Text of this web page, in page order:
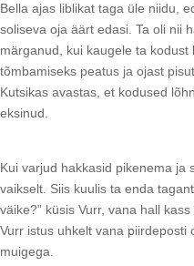
Bella ajas liblikat taga üle niidu,
soliseva oja äärt edasi. Ta oli nii
märganud, kui kaugele ta kodust
tõmbamiseks peatus ja ojast
Kutsikas avastas, et kodused
eksinud.
Kui varjud hakkasid pikenema ja
vaikselt. Siis kuulis ta enda
väike?” küsis Vurr, vana hall
Vurr istus uhkelt vana piirdeposti
muigega.